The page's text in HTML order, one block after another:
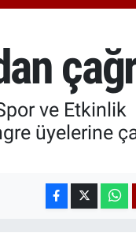
%0.69
ve Etkinlik
üyelerine